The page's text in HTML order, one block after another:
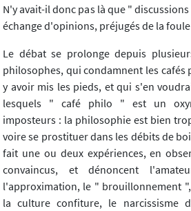
N'y avait-il donc pas là que "
échange d'opinions, préjugés de la
Le débat se prolonge depuis
philosophes, qui condamnent les cafés
y avoir mis les pieds, et qui s'en
lesquels " café philo " est un
imposteurs : la philosophie est bien
voire se prostituer dans les débits de
fait une ou deux expériences, en
convaincus, et dénoncent
l'approximation, le " brouillonnement
la culture confiture, le narcissisme